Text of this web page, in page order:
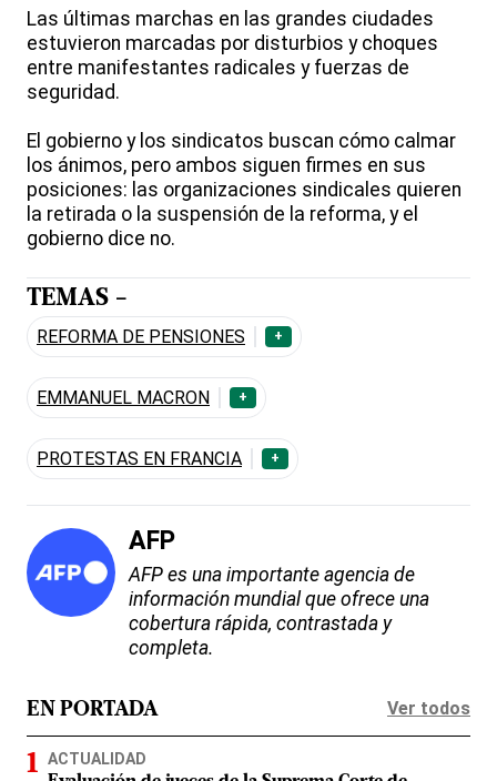
Las últimas marchas en las grandes ciudades
estuvieron marcadas por disturbios y choques
entre manifestantes radicales y fuerzas de
seguridad.
El gobierno y los sindicatos buscan cómo calmar
los ánimos, pero ambos siguen firmes en sus
posiciones: las organizaciones sindicales quieren
la retirada o la suspensión de la reforma, y el
gobierno dice no.
TEMAS -
REFORMA DE PENSIONES +
EMMANUEL MACRON +
PROTESTAS EN FRANCIA +
AFP
AFP es una importante agencia de
información mundial que ofrece una
cobertura rápida, contrastada y
completa.
EN PORTADA Ver todos
ACTUALIDAD